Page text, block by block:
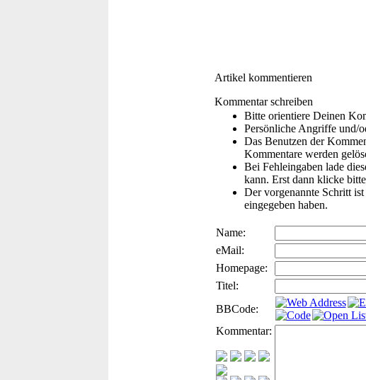
Artikel kommentieren
Kommentar schreiben
Bitte orientiere Deinen
Persönliche Angriffe und/
Das Benutzen der
Kommentare werden
Bei Fehleingaben lade
kann. Erst dann klicke
Der vorgenannte Schritt
eingegeben haben.
Name:
eMail:
Homepage:
Titel:
BBCode:
Kommentar: